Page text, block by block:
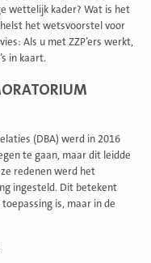
wettelijk kader? Wat is het
het wetsvoorstel voor
Als u met ZZP’ers werkt,
in kaart.
(DBA) werd in 2016
te gaan, maar dit leidde
redenen werd het
ingesteld. Dit betekent
is, maar in de